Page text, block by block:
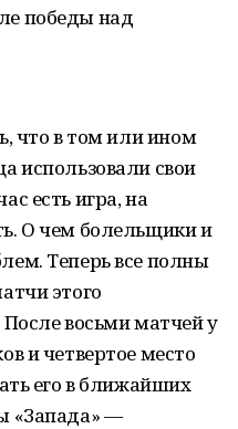
победы над
что в том или ином
использовали свои
есть игра, на
О чем болельщики и
Теперь все полны
этого
восьми матчей у
и четвертое место
его в ближайших
«Запада» —